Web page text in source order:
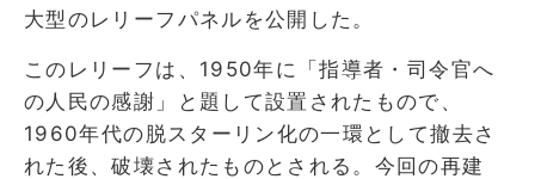
大型のレリーフパネルを公開した。
このレリーフは、1950年に「指導者・司令官へ
の人民の感謝」と題して設置されたもので、
1960年代の脱スターリン化の一環として撤去さ
れた後、破壊されたものとされる。今回の再建